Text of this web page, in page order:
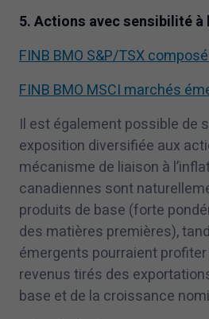
5. Actions avec sensibilité à
FINB BMO S&P/TSX
FINB BMO MSCI marchés
Il est également possible de
exposition diversifiée aux
mécanisme de liaison à
canadiennes sont
produits de base (forte
des matières premières),
émergents pourraient
revenus tirés des
base et de la croissance